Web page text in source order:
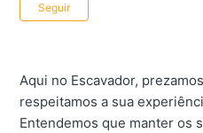
Seguir
Aqui no Escavador,
respeitamos a sua
Entendemos que manter os